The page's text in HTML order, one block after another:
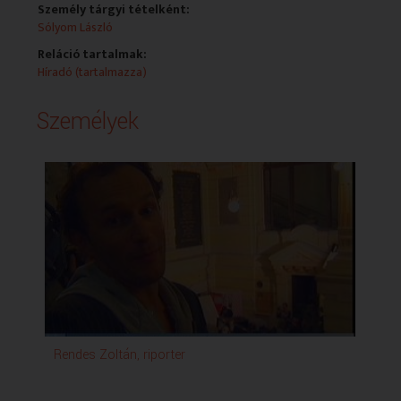
Személy tárgyi tételként:
Sólyom László
Reláció tartalmak:
Híradó (tartalmazza)
Személyek
Rendes Zoltán, riporter